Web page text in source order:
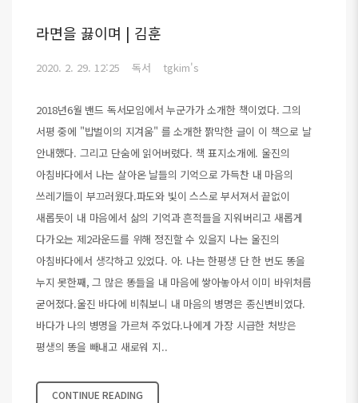
라면을 끓이며 | 김훈
2020. 2. 29. 12:25 독서 tgkim's
2018년6월 밴드 독서모임에서 누군가가 소개한 책이였다. 그의
서평 중에 "밥벌이의 지겨움" 를 소개한 짥막한 글이 이 책으로 날
안내했다. 그리고 단숨에 읽어버렸다. 책 표지소개에. 울진의
아침바다에서 나는 살아온 날들의 기억으로 가득찬 내 마음의
쓰레기들이 부끄러웠다.파도와 빛이 스스로 부서져서 끝없이
새롭듯이 내 마음에서 삶의 기억과 흔적들을 지워버리고 새롭게
다가오는 제2라운드를 위해 정진할 수 있을지 나는 울진의
아침바다에서 생각하고 있었다. 아. 나는 한평생 단 한 번도 똥을
누지 못한째, 그 많은 똥들을 내 마음에 쌓아놓아서 이미 바위처름
굳어졌다.울진 바다에 비춰보니 내 마음의 병명은 종신변비였다.
바다가 나의 병명을 가르쳐 주었다.나에게 가장 시급한 처방은
평생의 똥을 빼내고 새로워 지..
CONTINUE READING